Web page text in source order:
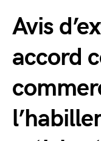
Avis
accord